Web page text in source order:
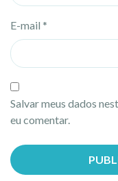
E-mail *
Salvar meus dados
eu comentar.